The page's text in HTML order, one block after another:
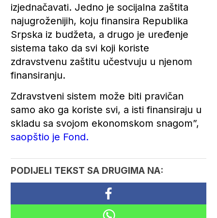
izjednačavati. Jedno je socijalna zaštita
najugroženijih, koju finansira Republika
Srpska iz budžeta, a drugo je uređenje
sistema tako da svi koji koriste
zdravstvenu zaštitu učestvuju u njenom
finansiranju.
Zdravstveni sistem može biti pravičan
samo ako ga koriste svi, a isti finansiraju u
skladu sa svojom ekonomskom snagom”,
saopštio je Fond.
PODIJELI TEKST SA DRUGIMA NA: